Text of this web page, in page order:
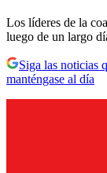
Los líderes de la
luego de un largo
Siga las noticias
manténgase al día